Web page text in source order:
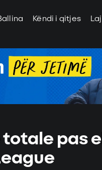
Këndi i qitjes
totale pas